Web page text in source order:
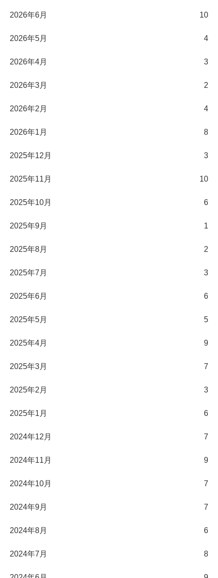
2026年6月 10
2026年5月 4
2026年4月 3
2026年3月 2
2026年2月 4
2026年1月 8
2025年12月 3
2025年11月 10
2025年10月 6
2025年9月 1
2025年8月 2
2025年7月 3
2025年6月 6
2025年5月 5
2025年4月 9
2025年3月 7
2025年2月 3
2025年1月 6
2024年12月 7
2024年11月 9
2024年10月 7
2024年9月 7
2024年8月 6
2024年7月 8